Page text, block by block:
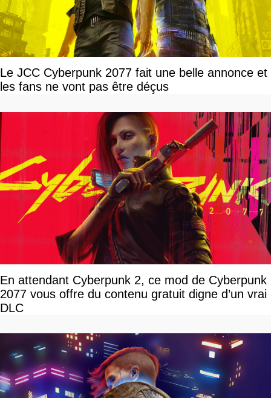
Le JCC Cyberpunk 2077 fait une belle annonce et
les fans ne vont pas être déçus
En attendant Cyberpunk 2, ce mod de Cyberpunk
2077 vous offre du contenu gratuit digne d’un vrai
DLC